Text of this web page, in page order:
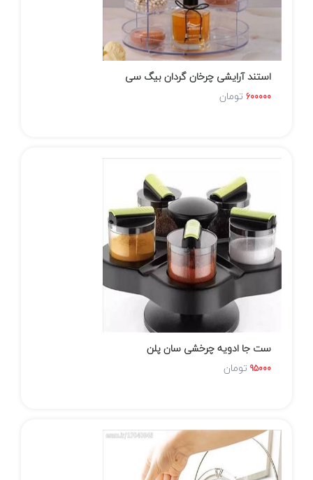
استند آرایشی چرخان گردان بیگ سی
600000 تومان
ست جا ادویه چرخشی سان پلن
95000 تومان